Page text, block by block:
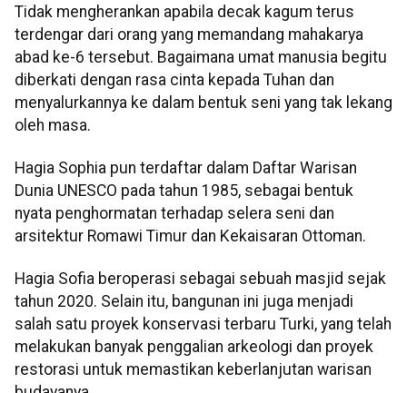
Tidak mengherankan apabila decak kagum terus
terdengar dari orang yang memandang mahakarya
abad ke-6 tersebut. Bagaimana umat manusia begitu
diberkati dengan rasa cinta kepada Tuhan dan
menyalurkannya ke dalam bentuk seni yang tak lekang
oleh masa.
Hagia Sophia pun terdaftar dalam Daftar Warisan
Dunia UNESCO pada tahun 1985, sebagai bentuk
nyata penghormatan terhadap selera seni dan
arsitektur Romawi Timur dan Kekaisaran Ottoman.
Hagia Sofia beroperasi sebagai sebuah masjid sejak
tahun 2020. Selain itu, bangunan ini juga menjadi
salah satu proyek konservasi terbaru Turki, yang telah
melakukan banyak penggalian arkeologi dan proyek
restorasi untuk memastikan keberlanjutan warisan